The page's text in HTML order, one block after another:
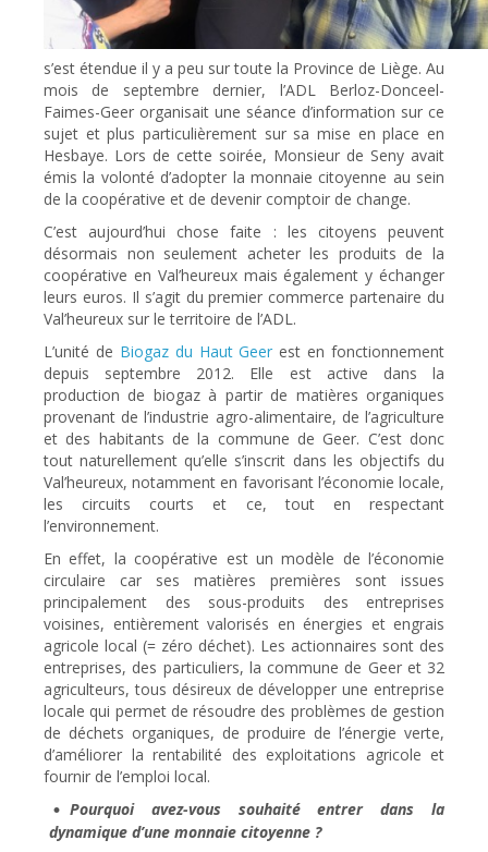
s’est étendue il y a peu sur toute la Province de Liège. Au
mois de septembre dernier, l’ADL Berloz-Donceel-
Faimes-Geer organisait une séance d’information sur ce
sujet et plus particulièrement sur sa mise en place en
Hesbaye. Lors de cette soirée, Monsieur de Seny avait
émis la volonté d’adopter la monnaie citoyenne au sein
de la coopérative et de devenir comptoir de change.
C’est aujourd’hui chose faite : les citoyens peuvent
désormais non seulement acheter les produits de la
coopérative en Val’heureux mais également y échanger
leurs euros. Il s’agit du premier commerce partenaire du
Val’heureux sur le territoire de l’ADL.
L’unité de Biogaz du Haut Geer est en fonctionnement
depuis septembre 2012. Elle est active dans la
production de biogaz à partir de matières organiques
provenant de l’industrie agro-alimentaire, de l’agriculture
et des habitants de la commune de Geer. C’est donc
tout naturellement qu’elle s’inscrit dans les objectifs du
Val’heureux, notamment en favorisant l’économie locale,
les circuits courts et ce, tout en respectant
l’environnement.
En effet, la coopérative est un modèle de l’économie
circulaire car ses matières premières sont issues
principalement des sous-produits des entreprises
voisines, entièrement valorisés en énergies et engrais
agricole local (= zéro déchet). Les actionnaires sont des
entreprises, des particuliers, la commune de Geer et 32
agriculteurs, tous désireux de développer une entreprise
locale qui permet de résoudre des problèmes de gestion
de déchets organiques, de produire de l’énergie verte,
d’améliorer la rentabilité des exploitations agricole et
fournir de l’emploi local.
Pourquoi avez-vous souhaité entrer dans la
dynamique d’une monnaie citoyenne ?